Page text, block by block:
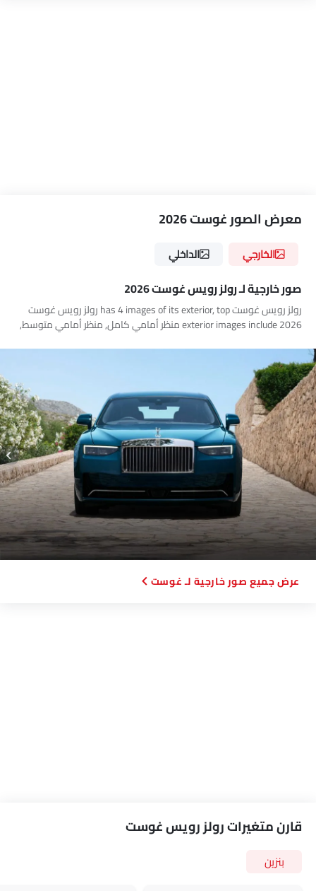
معرض الصور غوست 2026
الخارجي الداخلي
صور خارجية لـ رولز رويس غوست 2026
رولز رويس غوست has 4 images of its exterior, top رولز رويس غوست
2026 exterior images include منظر أمامي كامل, منظر أمامي متوسط,
صور خارجية لـ غوست
قارن متغيرات رولز رويس غوست
بنزين